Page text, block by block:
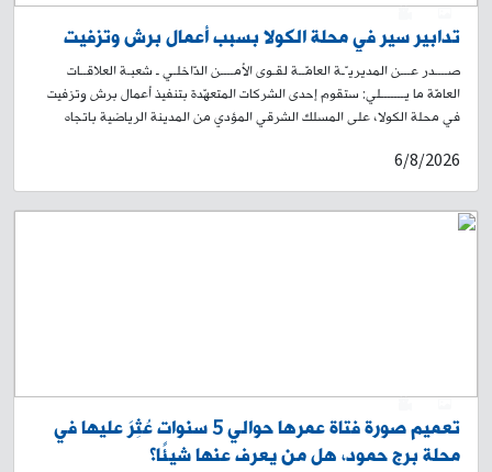
تدابير سير في محلة الكولا بسبب أعمال برش وتزفيت
صــــدر عـــن المديريـّـة العامّــة لقـوى الأمــــن الدّاخلـي ـ شعبـة العلاقــات
العامّة ما يـــــــلي: ستقوم إحدى الشركات المتعهّدة بتنفيذ أعمال برش وتزفيت
في محلة الكولا، على المسلك الشرقي المؤدي من المدينة الرياضية باتجاه
البستاني صعودًا لغاية حلويات الداعوق. سيُباشَر بالأعمال اعتبارًا من الساعة
19:00 من تاريخ اليوم 6-8-2026، ولغاية الساعة 19:00 من تاريخ 9-8-2026.
وسيؤدي ذلك إلى منع المرور في المكان، وتحويل السير القادم من المدينة
الرياضية باتجاه الكولا الشرقية إلى شارع محمد خرمة، وصولًا إلى شارع الجامعة
6/8/2026
تعميم صورة فتاة عمرها حوالي 5 سنوات عُثِرَ عليها في
محلة برج حمود، هل من يعرف عنها شيئًا؟